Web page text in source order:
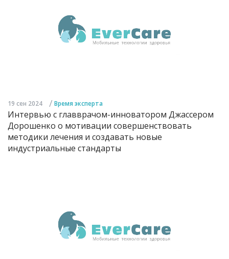
19 сен 2024 / Время эксперта
Интервью с главврачом-инноватором Джассером
Дорошенко о мотивации совершенствовать
методики лечения и создавать новые
индустриальные стандарты